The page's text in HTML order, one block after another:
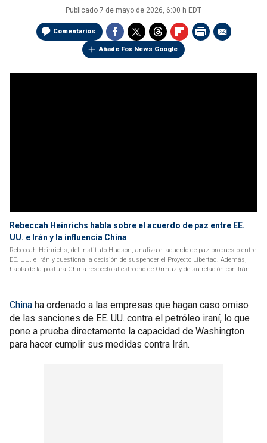
Publicado 7 de mayo de 2026, 6:00 h EDT
Comentarios
Añade Fox News Google
Rebeccah Heinrichs habla sobre el acuerdo de paz entre EE.
UU. e Irán y la influencia China
Rebeccah Heinrichs, del Instituto Hudson, analiza el acuerdo de paz propuesto entre
EE. UU. e Irán y cuestiona la decisión de suspender el Proyecto Libertad. Además,
habla de la postura China respecto al estrecho de Ormuz y de su relación con Irán.
China ha ordenado a las empresas que hagan caso omiso
de las sanciones de EE. UU. contra el petróleo iraní, lo que
pone a prueba directamente la capacidad de Washington
para hacer cumplir sus medidas contra Irán.